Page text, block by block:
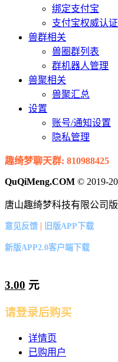
绑定支付宝
支付宝权威认证
兽群相关
兽圈群列表
群机器人管理
兽聚相关
兽聚汇总
设置
账号/通知设置
隐私管理
趣绮梦聊天群: 810988425
QuQiMeng.COM © 2019-
唐山趣绮梦科技有限公司
意见反馈 | 旧版APP下载
新版APP2.0客户端下载
3.00 元
请登录后购买
详情页
已购用户